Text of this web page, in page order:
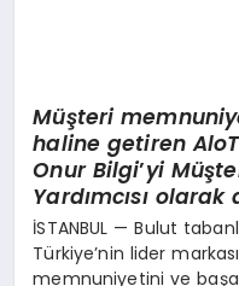
SIYASET
Müşteri
haline getiren
Onur Bilgi’yi
Yardımcısı olarak
İSTANBUL — Bulut
Türkiye’nin lider
memnuniyetini ve